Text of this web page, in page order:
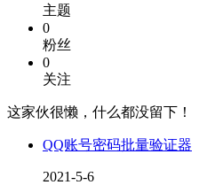
主题
0
粉丝
0
关注
这家伙很懒，什么都没留下！
QQ账号密码批量验证器
2021-5-6